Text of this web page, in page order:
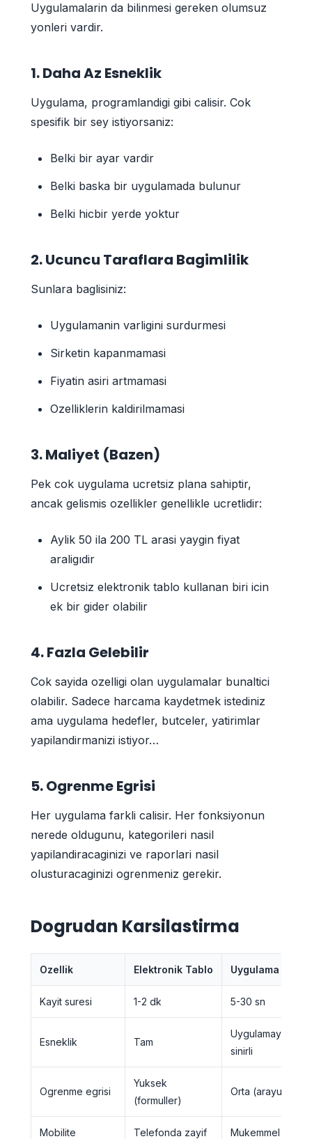
Uygulamalarin da bilinmesi gereken olumsuz
yonleri vardir.
1. Daha Az Esneklik
Uygulama, programlandigi gibi calisir. Cok
spesifik bir sey istiyorsaniz:
Belki bir ayar vardir
Belki baska bir uygulamada bulunur
Belki hicbir yerde yoktur
2. Ucuncu Taraflara Bagimlilik
Sunlara baglisiniz:
Uygulamanin varligini surdurmesi
Sirketin kapanmamasi
Fiyatin asiri artmamasi
Ozelliklerin kaldirilmamasi
3. Maliyet (Bazen)
Pek cok uygulama ucretsiz plana sahiptir,
ancak gelismis ozellikler genellikle ucretlidir:
Aylik 50 ila 200 TL arasi yaygin fiyat
araligıdir
Ucretsiz elektronik tablo kullanan biri icin
ek bir gider olabilir
4. Fazla Gelebilir
Cok sayida ozelligi olan uygulamalar bunaltici
olabilir. Sadece harcama kaydetmek istediniz
ama uygulama hedefler, butceler, yatirimlar
yapilandirmanizi istiyor…
5. Ogrenme Egrisi
Her uygulama farkli calisir. Her fonksiyonun
nerede oldugunu, kategorileri nasil
yapilandiracaginizi ve raporlari nasil
olusturacaginizi ogrenmeniz gerekir.
Dogrudan Karsilastirma
Ozellik Elektronik Tablo Uygulama
Kayit suresi 1-2 dk 5-30 sn
Esneklik Tam
Uygulamayla
sinirli
Ogrenme egrisi
Yuksek
(formuller)
Orta (arayuz)
Mobilite Telefonda zayif Mukemmel